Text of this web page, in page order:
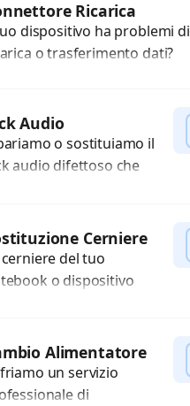
Ricarica
dispositivo ha problemi di
o trasferimento dati?
allentati, danneggiati,...
Audio
o sostituiamo il
audio difettoso che
cuffie eCerniere
cerniere del tuo
o dispositivo
o sostituiamo
difettose con
Alimentatore
un servizio
di